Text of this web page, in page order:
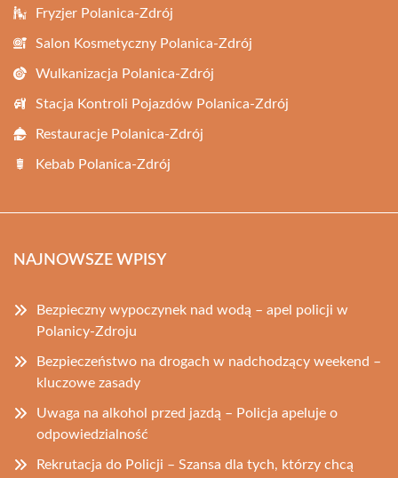
Fryzjer Polanica-Zdrój
Salon Kosmetyczny Polanica-Zdrój
Wulkanizacja Polanica-Zdrój
Stacja Kontroli Pojazdów Polanica-Zdrój
Restauracje Polanica-Zdrój
Kebab Polanica-Zdrój
NAJNOWSZE WPISY
Bezpieczny wypoczynek nad wodą – apel policji w
Polanicy-Zdroju
Bezpieczeństwo na drogach w nadchodzący weekend –
kluczowe zasady
Uwaga na alkohol przed jazdą – Policja apeluje o
odpowiedzialność
Rekrutacja do Policji – Szansa dla tych, którzy chcą